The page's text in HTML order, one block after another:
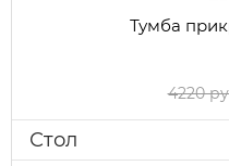
Тумба
4220
Стол